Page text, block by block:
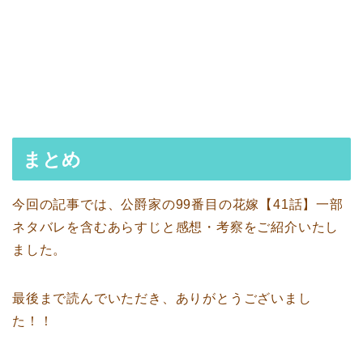
まとめ
今回の記事では、公爵家の99番目の花嫁【41話】一部
ネタバレを含むあらすじと感想・考察をご紹介いたし
ました。
最後まで読んでいただき、ありがとうございまし
た！！